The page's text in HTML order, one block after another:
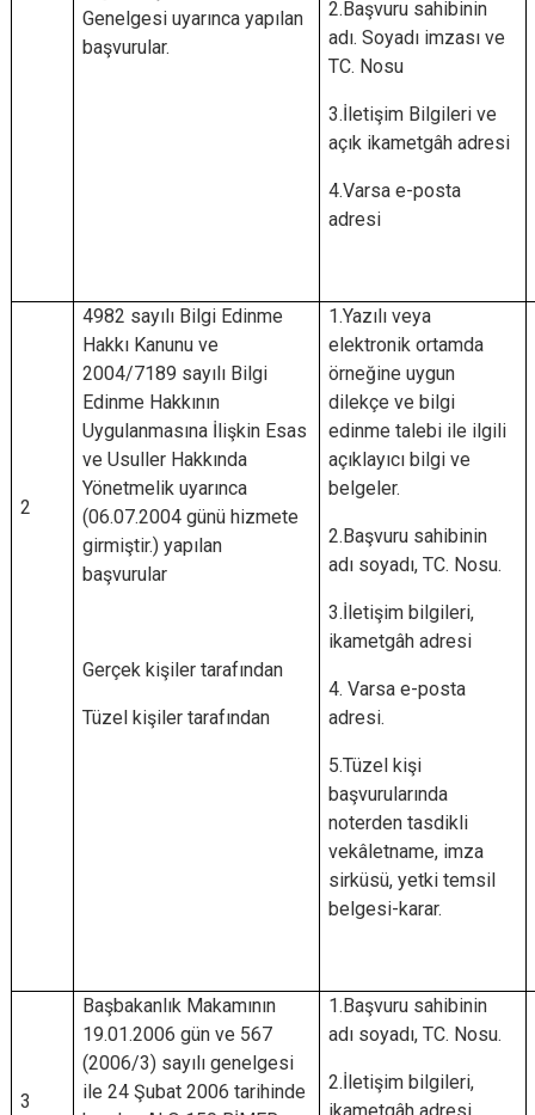
Genelgesi uyarınca yapılan
başvurular.
2.Başvuru sahibinin
adı. Soyadı imzası ve
TC. Nosu
3.İletişim Bilgileri ve
açık ikametgâh adresi
4.Varsa e-posta
adresi
2
4982 sayılı Bilgi Edinme
Hakkı Kanunu ve
2004/7189 sayılı Bilgi
Edinme Hakkının
Uygulanmasına İlişkin Esas
ve Usuller Hakkında
Yönetmelik uyarınca
(06.07.2004 günü hizmete
girmiştir.) yapılan
başvurular
Gerçek kişiler tarafından
Tüzel kişiler tarafından
1.Yazılı veya
elektronik ortamda
örneğine uygun
dilekçe ve bilgi
edinme talebi ile ilgili
açıklayıcı bilgi ve
belgeler.
2.Başvuru sahibinin
adı soyadı, TC. Nosu.
3.İletişim bilgileri,
ikametgâh adresi
4. Varsa e-posta
adresi.
5.Tüzel kişi
başvurularında
noterden tasdikli
vekâletname, imza
sirküsü, yetki temsil
belgesi-karar.
3
Başbakanlık Makamının
19.01.2006 gün ve 567
(2006/3) sayılı genelgesi
ile 24 Şubat 2006 tarihinde
1.Başvuru sahibinin
adı soyadı, TC. Nosu.
2.İletişim bilgileri,